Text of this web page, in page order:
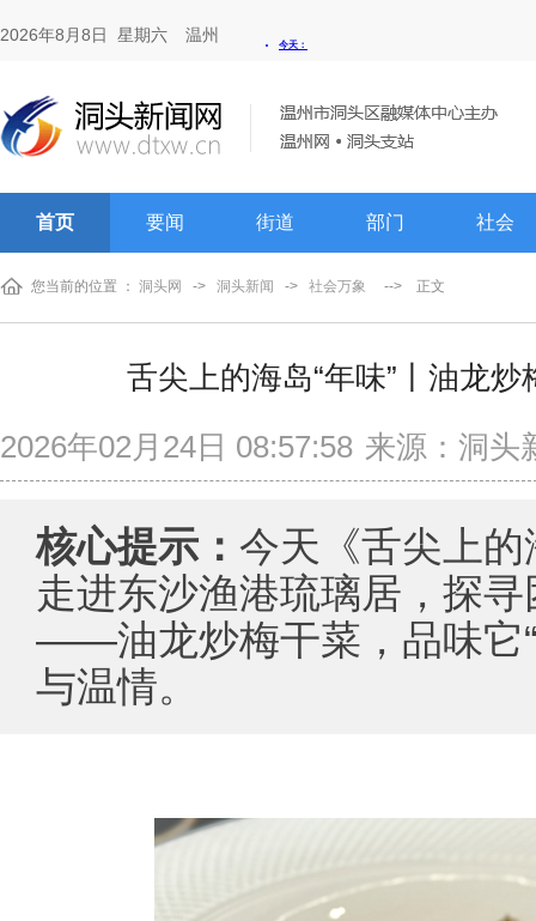
2026年8月8日 星期六 温州
首页 要闻 街道 部门 社会
您当前的位置 ： 洞头网 -> 洞头新闻 -> 社会万象 --> 正文
舌尖上的海岛“年味”丨油龙
2026年02月24日 08:57:58 来源：洞头
核心提示： 今天《舌尖上的
走进东沙渔港琉璃居，探
——油龙炒梅干菜，品味它
与温情。